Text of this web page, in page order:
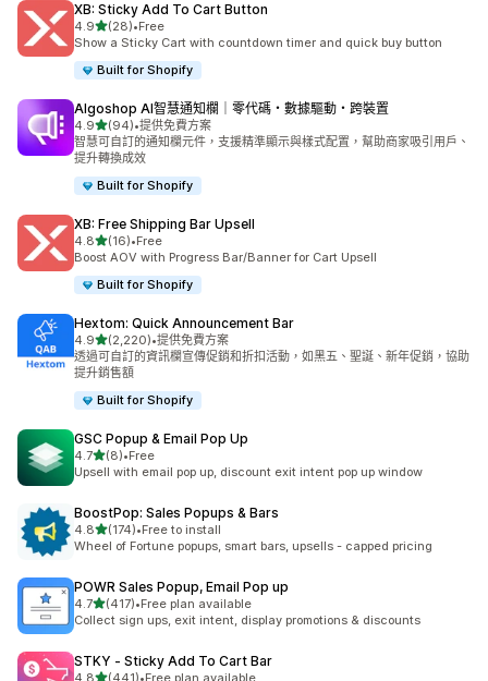
XB: Sticky Add To Cart Button
4.9滿分 5 顆星
(28)
共有 28 則評價
•Free
Show a Sticky Cart with countdown timer and quick buy button
Built for Shopify
Algoshop AI智慧通知欄｜零代碼・數據驅動・跨裝置
4.9滿分 5 顆星
(94)
共有 94 則評價
•提供免費方案
智慧可自訂的通知欄元件，支援精準顯示與樣式配置，幫助商家吸引用戶、
提升轉換成效
Built for Shopify
XB: Free Shipping Bar Upsell
4.8滿分 5 顆星
(16)
共有 16 則評價
•Free
Boost AOV with Progress Bar/Banner for Cart Upsell
Built for Shopify
Hextom: Quick Announcement Bar
4.9滿分 5 顆星
(2,220)
共有 2220 則評價
•提供免費方案
透過可自訂的資訊欄宣傳促銷和折扣活動，如黑五、聖誕、新年促銷，協助
提升銷售額
Built for Shopify
GSC Popup & Email Pop Up
4.7滿分 5 顆星
(8)
共有 8 則評價
•Free
Upsell with email pop up, discount exit intent pop up window
BoostPop: Sales Popups & Bars
4.8滿分 5 顆星
(174)
共有 174 則評價
•Free to install
Wheel of Fortune popups, smart bars, upsells - capped pricing
POWR Sales Popup, Email Pop up
4.7滿分 5 顆星
(417)
共有 417 則評價
•Free plan available
Collect sign ups, exit intent, display promotions & discounts
STKY ‑ Sticky Add To Cart Bar
4.8滿分 5 顆星
(441)•Free plan available